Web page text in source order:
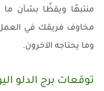
منتبهًا ويقظًا بشأن ما
مخاوف فريقك في العمل
وما يحتاجه الآخرون.
توقعات برج الدلو